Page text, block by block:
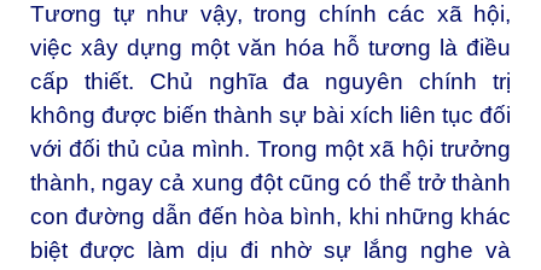
Tương tự như vậy, trong chính các xã hội,
việc xây dựng một văn hóa hỗ tương là điều
cấp thiết. Chủ nghĩa đa nguyên chính trị
không được biến thành sự bài xích liên tục đối
với đối thủ của mình. Trong một xã hội trưởng
thành, ngay cả xung đột cũng có thể trở thành
con đường dẫn đến hòa bình, khi những khác
biệt được làm dịu đi nhờ sự lắng nghe và